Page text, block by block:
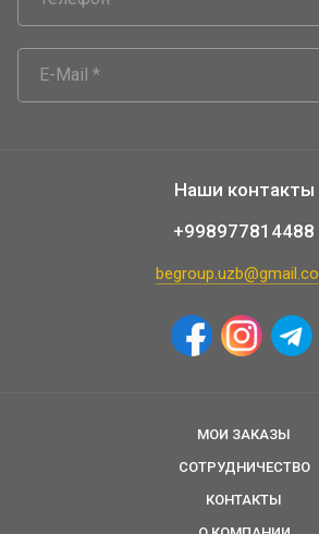
Наши контакты
+998977814488
МОИ ЗАКАЗЫ
СОТРУДНИЧЕСТВО
КОНТАКТЫ